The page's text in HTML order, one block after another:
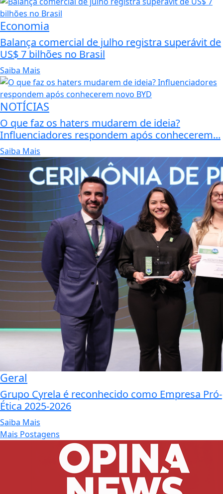
Economia
Balança comercial de julho registra superávit de
US$ 7 bilhões no Brasil
Saiba Mais
NOTÍCIAS
O que faz os haters mudarem de ideia?
Influenciadores respondem após conhecerem...
Saiba Mais
Geral
Grupo Cyrela é reconhecido como Empresa Pró-
Ética 2025-2026
Saiba Mais
Mais Postagens